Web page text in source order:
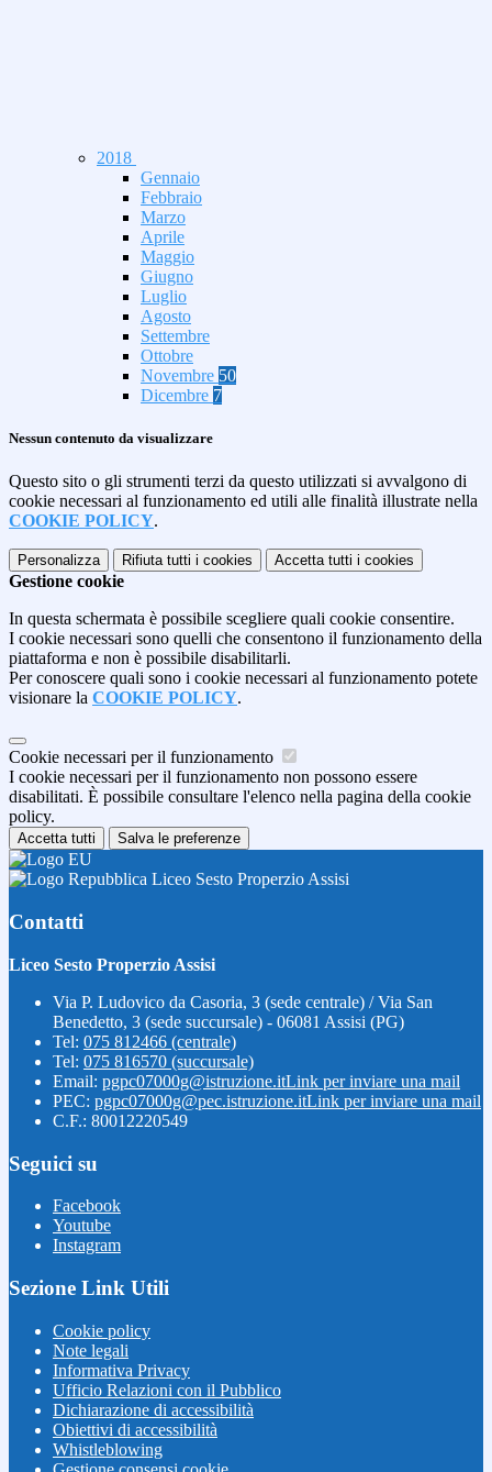
2018
Gennaio
Febbraio
Marzo
Aprile
Maggio
Giugno
Luglio
Agosto
Settembre
Ottobre
Novembre 50
Dicembre 7
Nessun contenuto da visualizzare
Questo sito o gli strumenti terzi da questo utilizzati si avvalgono di
cookie necessari al funzionamento ed utili alle finalità illustrate nella
COOKIE POLICY.
Personalizza Rifiuta tutti i cookies Accetta tutti i cookies
Gestione cookie
In questa schermata è possibile scegliere quali cookie consentire.
I cookie necessari sono quelli che consentono il funzionamento della
piattaforma e non è possibile disabilitarli.
Per conoscere quali sono i cookie necessari al funzionamento potete
visionare la COOKIE POLICY.
Cookie necessari per il funzionamento
I cookie necessari per il funzionamento non possono essere
disabilitati. È possibile consultare l'elenco nella pagina della cookie
policy.
Accetta tutti Salva le preferenze
Liceo Sesto Properzio Assisi
Contatti
Liceo Sesto Properzio Assisi
Via P. Ludovico da Casoria, 3 (sede centrale) / Via San
Benedetto, 3 (sede succursale) - 06081 Assisi (PG)
Tel: 075 812466 (centrale)
Tel: 075 816570 (succursale)
Email: pgpc07000g@istruzione.itLink per inviare una mail
PEC: pgpc07000g@pec.istruzione.itLink per inviare una mail
C.F.: 80012220549
Seguici su
Facebook
Youtube
Instagram
Sezione Link Utili
Cookie policy
Note legali
Informativa Privacy
Ufficio Relazioni con il Pubblico
Dichiarazione di accessibilità
Obiettivi di accessibilità
Whistleblowing